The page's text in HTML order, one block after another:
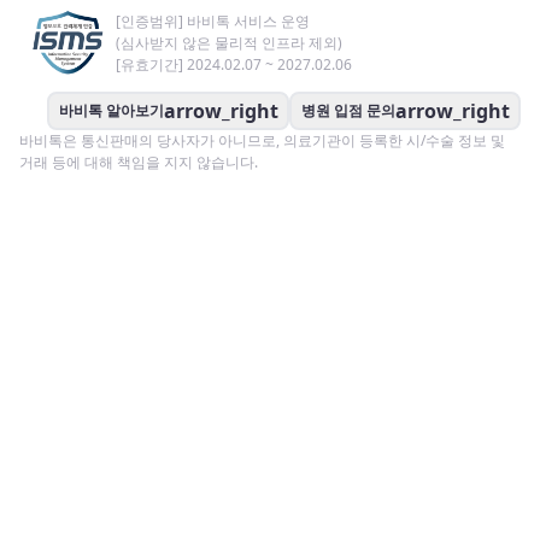
[인증범위] 바비톡 서비스 운영
(심사받지 않은 물리적 인프라 제외)
[유효기간] 2024.02.07 ~ 2027.02.06
바비톡 알아보기arrow_right 병원 입점 문의arrow_right
바비톡은 통신판매의 당사자가 아니므로, 의료기관이 등록한 시/수술 정보 및
거래 등에 대해 책임을 지지 않습니다.